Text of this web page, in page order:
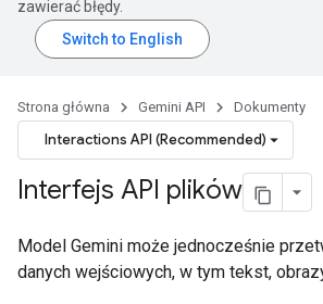
zawierać błędy.
Strona główna Gemini API Dokumenty
Interactions API (Recommended)
Interfejs API plików
Model Gemini może jednocześnie
danych wejściowych, w tym tekst,